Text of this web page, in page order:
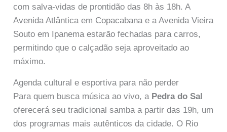
com salva-vidas de prontidão das 8h às 18h. A
Avenida Atlântica em Copacabana e a Avenida Vieira
Souto em Ipanema estarão fechadas para carros,
permitindo que o calçadão seja aproveitado ao
máximo.
Agenda cultural e esportiva para não perder
Para quem busca música ao vivo, a Pedra do Sal
oferecerá seu tradicional samba a partir das 19h, um
dos programas mais autênticos da cidade. O Rio